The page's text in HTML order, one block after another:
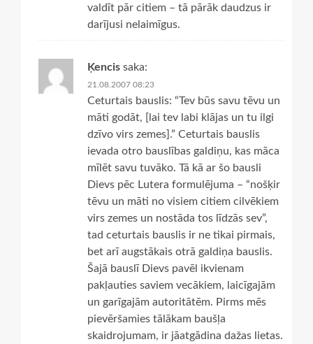
valdīt pār citiem – tā pārāk daudzus ir
darījusi nelaimīgus.
Ķencis saka:
21.08.2007 08:23
Ceturtais bauslis: “Tev būs savu tēvu un
māti godāt, [lai tev labi klājas un tu ilgi
dzīvo virs zemes].” Ceturtais bauslis
ievada otro bauslības galdiņu, kas māca
mīlēt savu tuvāko. Tā kā ar šo bausli
Dievs pēc Lutera formulējuma – “nošķir
tēvu un māti no visiem citiem cilvēkiem
virs zemes un nostāda tos līdzās sev”,
tad ceturtais bauslis ir ne tikai pirmais,
bet arī augstākais otrā galdiņa bauslis.
Šajā bauslī Dievs pavēl ikvienam
pakļauties saviem vecākiem, laicīgajām
un garīgajām autoritātēm. Pirms mēs
pievēršamies tālākam baušļa
skaidrojumam, ir jāatgādina dažas lietas.